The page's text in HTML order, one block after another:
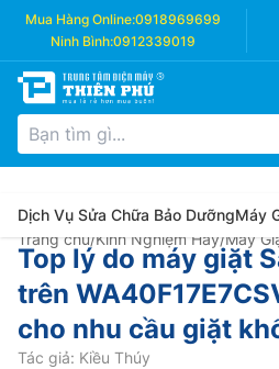
Mua Hàng Online:0918969699
Ninh Bình:0912339019
Dịch Vụ Sửa Chữa Bảo DưỡngMáy
Trang chủ/Kinh Nghiệm Hay/Máy
Top lý do máy giặt
trên
cho nhu cầu giặt
Tác giả: Kiều Thúy